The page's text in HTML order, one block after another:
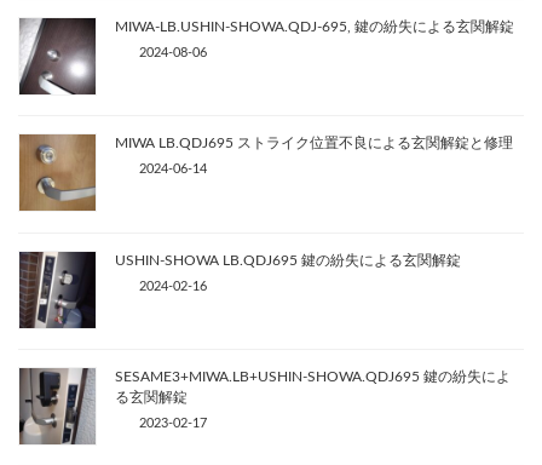
MIWA-LB.USHIN-SHOWA.QDJ-695, 鍵の紛失による玄関解錠
2024-08-06
MIWA LB.QDJ695 ストライク位置不良による玄関解錠と修理
2024-06-14
USHIN-SHOWA LB.QDJ695 鍵の紛失による玄関解錠
2024-02-16
SESAME3+MIWA.LB+USHIN-SHOWA.QDJ695 鍵の紛失によ
る玄関解錠
2023-02-17